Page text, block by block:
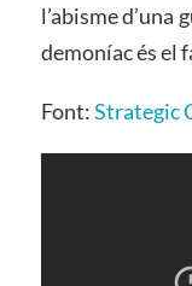
l’abisme d’una
demoníac és el
Font:Strategic